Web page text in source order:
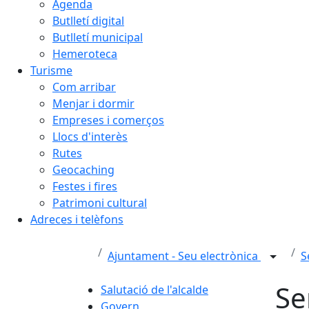
Agenda
Butlletí digital
Butlletí municipal
Hemeroteca
Turisme
Com arribar
Menjar i dormir
Empreses i comerços
Llocs d'interès
Rutes
Geocaching
Festes i fires
Patrimoni cultural
Adreces i telèfons
Ajuntament - Seu electrònica
Salutació de l'alcalde